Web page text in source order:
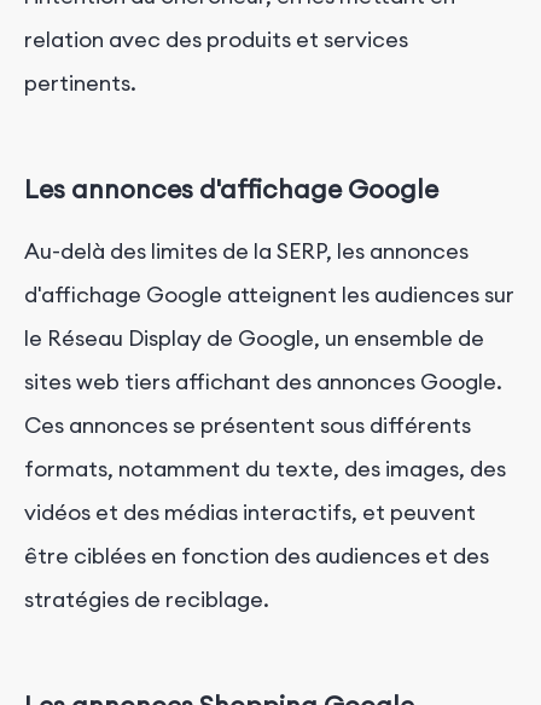
relation avec des produits et services
pertinents.
Les annonces d'affichage Google
Au-delà des limites de la SERP, les annonces
d'affichage Google atteignent les audiences sur
le Réseau Display de Google, un ensemble de
sites web tiers affichant des annonces Google.
Ces annonces se présentent sous différents
formats, notamment du texte, des images, des
vidéos et des médias interactifs, et peuvent
être ciblées en fonction des audiences et des
stratégies de reciblage.